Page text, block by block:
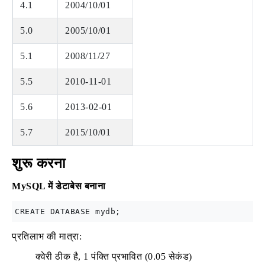
4.1 2004/10/01
5.0 2005/10/01
5.1 2008/11/27
5.5 2010-11-01
5.6 2013-02-01
5.7 2015/10/01
शुरू करना
MySQL में डेटाबेस बनाना
प्रतिलाभ की मात्रा:
क्वेरी ठीक है, 1 पंक्ति प्रभावित (0.05 सेकंड)